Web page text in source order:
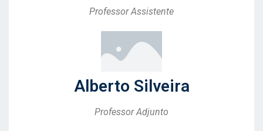
Professor Assistente
Alberto Silveira
Professor Adjunto